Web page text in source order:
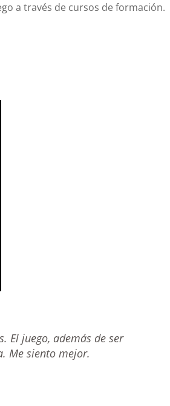
a través de cursos de formación.
El juego, además de ser
Me siento mejor.